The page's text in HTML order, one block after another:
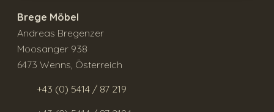
Brege Möbel
Andreas Bregenzer
Moosanger 938
6473 Wenns, Österreich
+43 (0) 5414 / 87 219